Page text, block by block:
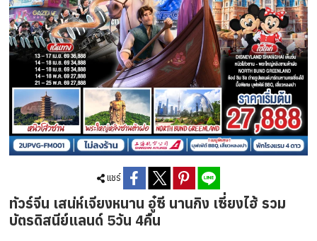
แชร์
ทัวร์จีน เสน่ห์เจียงหนาน อู๋ซี นานกิง เซี่ยงไฮ้ รวม
บัตรดิสนีย์แลนด์ 5วัน 4คืน